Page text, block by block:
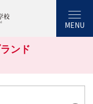
MENU
ンド